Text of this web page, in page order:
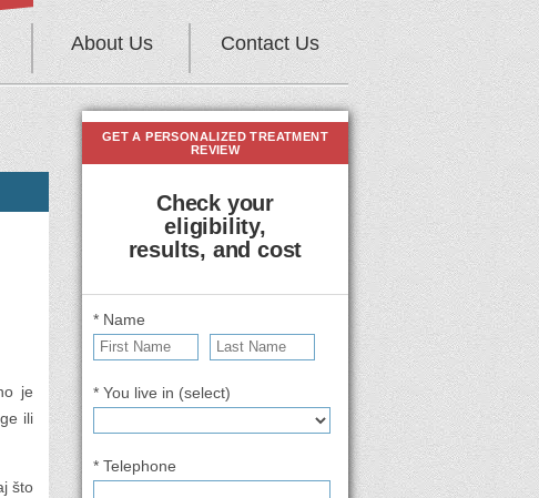
About Us Contact Us
je
ili
što
GET A PERSONALIZED TREATMENT
REVIEW
Check your
eligibility,
results, and cost
* Name
* You live in (select)
* Telephone